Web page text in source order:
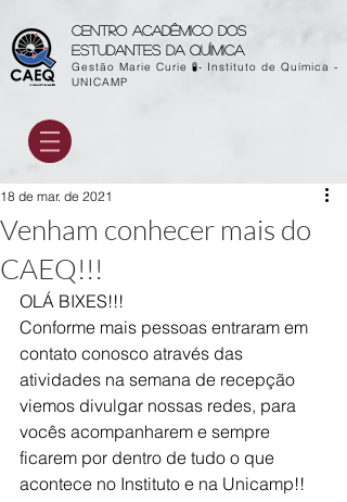
Centro acadêmico dos
estudantes da química
Gestão Marie Curie 🧪- Instituto de Química -
UNICAMP
Venham conhecer mais do
CAEQ!!!
18 de mar. de 2021
OLÁ BIXES!!!
Conforme mais pessoas entraram em
contato conosco através das
atividades na semana de recepção
viemos divulgar nossas redes, para
vocês acompanharem e sempre
ficarem por dentro de tudo o que
acontece no Instituto e na Unicamp!!